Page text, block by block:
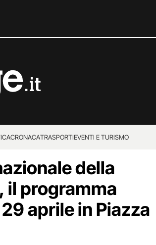
CRONACATRASPORTIEVENTI E TURISMO
della
il programma
aprile in Piazza